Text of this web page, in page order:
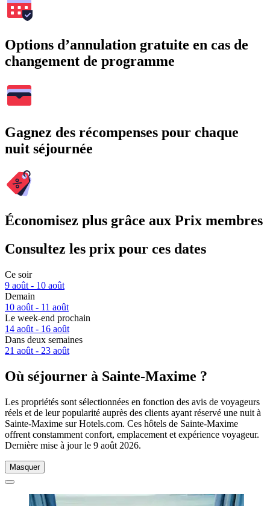
Options d’annulation gratuite en cas de
changement de programme
Gagnez des récompenses pour chaque
nuit séjournée
Économisez plus grâce aux Prix membres
Consultez les prix pour ces dates
Ce soir
9 août - 10 août
Demain
10 août - 11 août
Le week-end prochain
14 août - 16 août
Dans deux semaines
21 août - 23 août
Où séjourner à Sainte-Maxime ?
Les propriétés sont sélectionnées en fonction des avis de voyageurs
réels et de leur popularité auprès des clients ayant réservé une nuit à
Sainte-Maxime sur Hotels.com. Ces hôtels de Sainte-Maxime
offrent constamment confort, emplacement et expérience voyageur.
Dernière mise à jour le 9 août 2026.
Masquer